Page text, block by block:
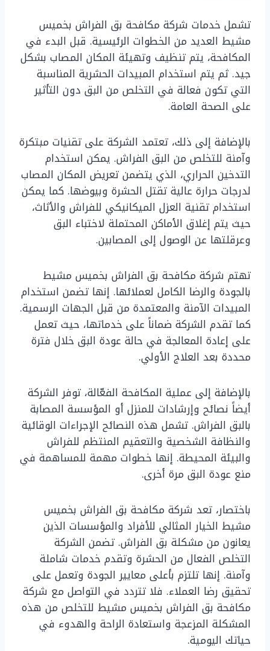
تشمل خدمات شركة مكافحة بق الفراش بخميس
مشيط العديد من الخطوات الرئيسية. قبل البدء في
المكافحة، يتم تنظيف وتهيئة المكان المصاب بشكل
جيد. ثم يتم استخدام المبيدات الحشرية المناسبة
التي تكون فعالة في التخلص من البق دون التأثير
على الصحة العامة.
بالإضافة إلى ذلك، تعتمد الشركة على تقنيات مبتكرة
وآمنة للتخلص من البق الفراش. يمكن استخدام
التدخين الحراري، الذي يتضمن تعريض المكان المصاب
لدرجات حرارة عالية تقتل الحشرة وبيوضها. كما يمكن
استخدام تقنية العزل الميكانيكي للفراش والأثاث،
حيث يتم إغلاق الأماكن المحتملة لاختباء البق
وعرقلتها عن الوصول إلى المصابين.
تهتم شركة مكافحة بق الفراش بخميس مشيط
بالجودة والرضا الكامل لعملائها. إنها تضمن استخدام
المبيدات الآمنة والمعتمدة من قبل الجهات الرسمية.
كما تقدم الشركة ضماناً على خدماتها، حيث تعمل
على إعادة المعالجة في حالة عودة البق خلال فترة
محددة بعد العلاج الأولي.
بالإضافة إلى عملية المكافحة الفعّالة، توفر الشركة
أيضاً نصائح وإرشادات للمنزل أو المؤسسة المصابة
بالبق الفراش. تشمل هذه النصائح الإجراءات الوقائية
والنظافة الشخصية والتعقيم المنتظم للفراش
والبيئة المحيطة. إنها خطوات مهمة للمساهمة في
منع عودة البق مرة أخرى.
باختصار، تعد شركة مكافحة بق الفراش بخميس
مشيط الخيار المثالي للأفراد والمؤسسات الذين
يعانون من مشكلة بق الفراش. تضمن الشركة
التخلص الفعال من الحشرة وتقدم خدمات شاملة
وآمنة. إنها تلتزم بأعلى معايير الجودة وتعمل على
تحقيق رضا العملاء. فلا تتردد في التواصل مع شركة
مكافحة بق الفراش بخميس مشيط للتخلص من هذه
المشكلة المزعجة واستعادة الراحة والهدوء في
حياتك اليومية.